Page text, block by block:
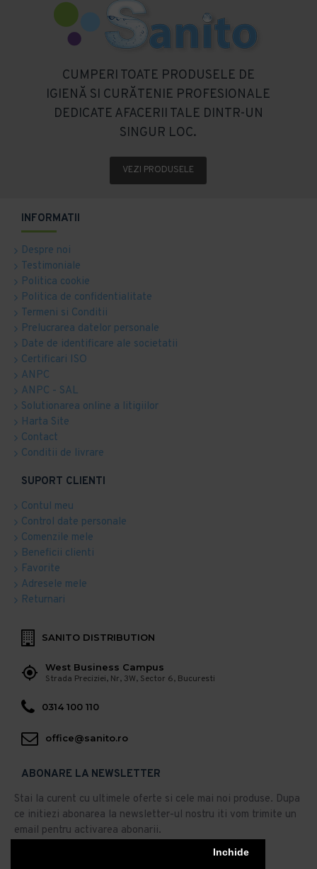
Inchide
CUMPERI TOATE PRODUSELE DE
IGIENĂ SI CURĂTENIE PROFESIONALE
DEDICATE AFACERII TALE DINTR-UN
SINGUR LOC.
VEZI PRODUSELE
INFORMATII
Despre noi
Testimoniale
Politica cookie
Politica de confidentialitate
Termeni si Conditii
Prelucrarea datelor personale
Date de identificare ale societatii
Certificari ISO
ANPC
ANPC - SAL
Solutionarea online a litigiilor
Harta Site
Contact
Conditii de livrare
SUPORT CLIENTI
Contul meu
Control date personale
Comenzile mele
Beneficii clienti
Favorite
Adresele mele
Returnari
SANITO DISTRIBUTION
West Business Campus
Strada Preciziei, Nr, 3W, Sector 6, Bucuresti
0314 100 110
office@sanito.ro
ABONARE LA NEWSLETTER
Stai la curent cu ultimele oferte si cele mai noi produse. Dupa
ce initiezi abonarea la newsletter-ul nostru iti vom trimite un
email pentru activarea abonarii.
Abonare